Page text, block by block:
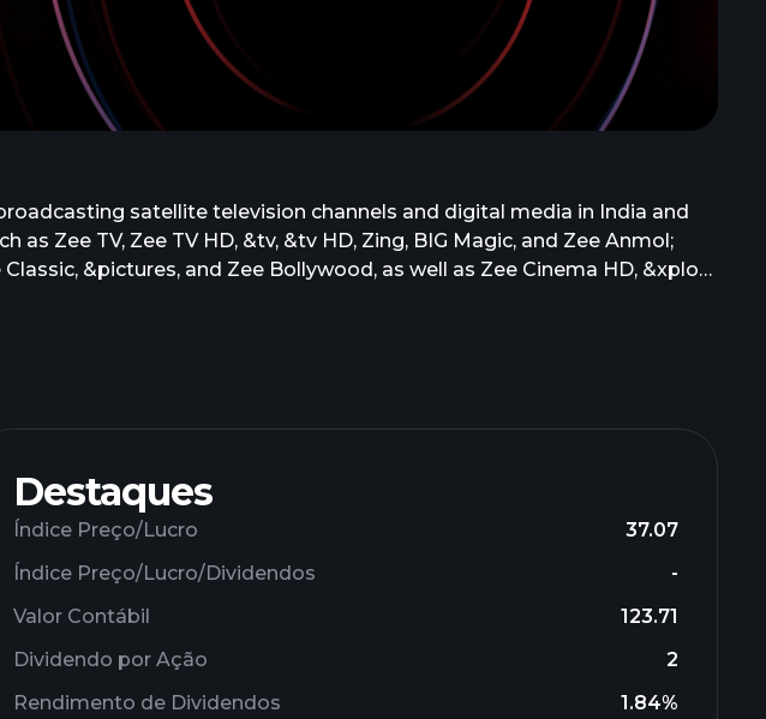
satellite television channels and digital media in India and
Zee TV, Zee TV HD, &tv, &tv HD, Zing, BIG Magic, and Zee Anmol;
&pictures, and Zee Bollywood, as well as Zee Cinema HD, &xplor
Zee Entertainment Enterprises Limited in January 2007. Zee
India.
Destaques
Índice Preço/Lucro
37.07
Índice Preço/Lucro/Dividendos
-
Valor Contábil
123.71
Dividendo por Ação
2
Rendimento de Dividendos
1.84%